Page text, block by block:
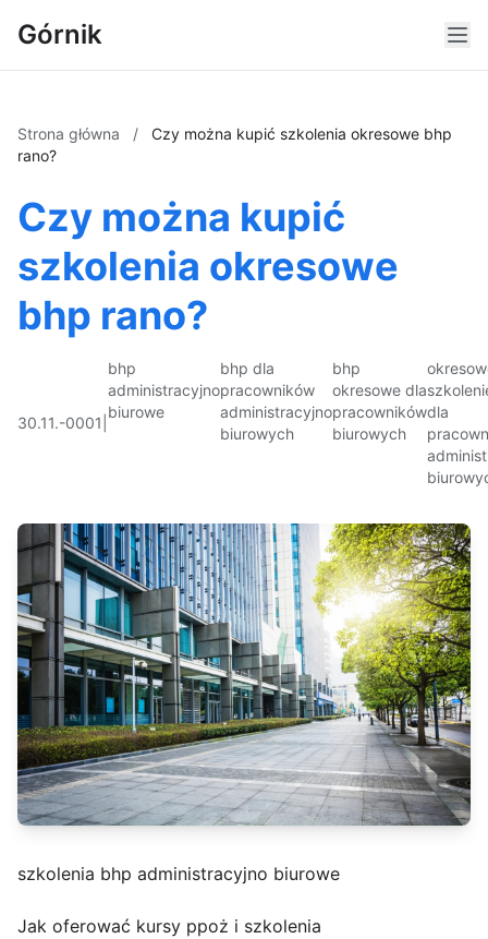
Górnik
Strona główna /
Czy można kupić szkolenia okresowe bhp
rano?
Czy można kupić
szkolenia okresowe
bhp rano?
30.11.-0001
bhp
administracyjno
biurowe
bhp dla
pracowników
administracyjno
biurowych
bhp
okresowe dla
pracowników
biurowych
dla
szkolenia bhp administracyjno biurowe
Jak oferować kursy ppoż i szkolenia